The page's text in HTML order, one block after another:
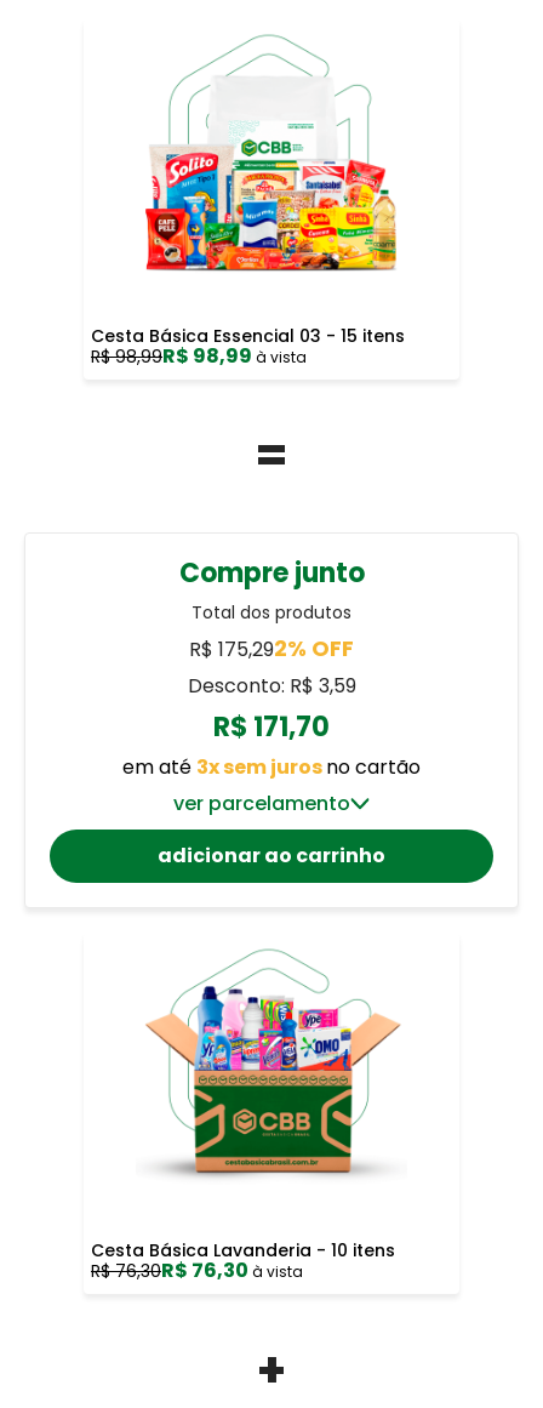
Cesta Básica Essencial 03 - 15 itens
R$ 98,99R$ 98,99 à vista
=
Compre junto
Total dos produtos
R$ 175,292% OFF
Desconto: R$ 3,59
R$ 171,70
em até 3x sem jurosno cartão
ver parcelamento
adicionar ao carrinho
Cesta Básica Lavanderia - 10 itens
R$ 76,30R$ 76,30 à vista
+